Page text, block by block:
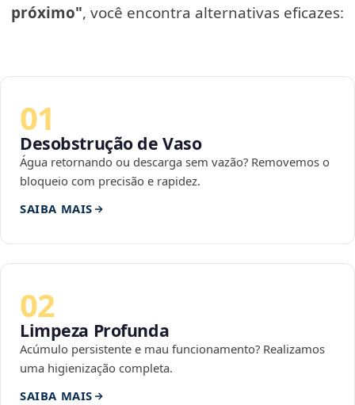
próximo", você encontra alternativas eficazes:
01
Desobstrução de Vaso
Água retornando ou descarga sem vazão? Removemos o
bloqueio com precisão e rapidez.
SAIBA MAIS
02
Limpeza Profunda
Acúmulo persistente e mau funcionamento? Realizamos
uma higienização completa.
SAIBA MAIS